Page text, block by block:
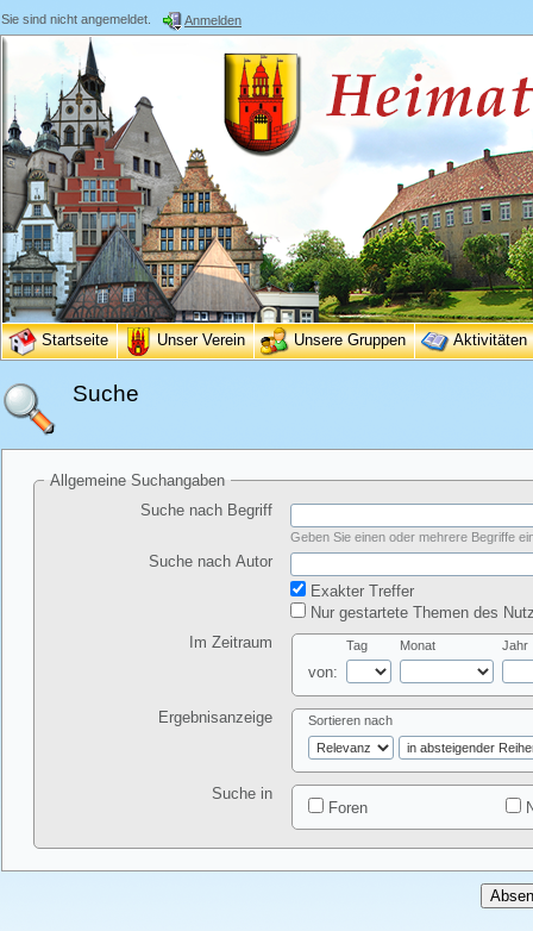
Sie sind nicht angemeldet. Anmelden
Startseite Unser Verein Unsere Gruppen Aktivitäten
Suche
Allgemeine Suchangaben
Suche nach Begriff
Geben Sie einen oder mehrere Begriffe
Suche nach Autor
Exakter Treffer
Nur gestartete Themen des
Im Zeitraum
von:
Tag Monat Jahr
Ergebnisanzeige Sortieren nach
Suche in
Foren